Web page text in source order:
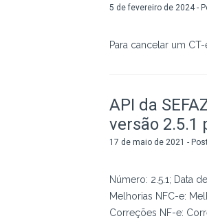
5 de fevereiro de 2024 -
Para cancelar um
API da
versão 2.5.1
17 de maio de 2021 -
Número: 2.5.1; Data
Melhorias NFC-e:
Correções NF-e: